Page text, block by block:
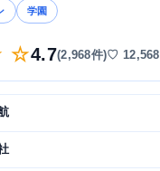
学園
☆4.7(2,968件)♡ 12,568